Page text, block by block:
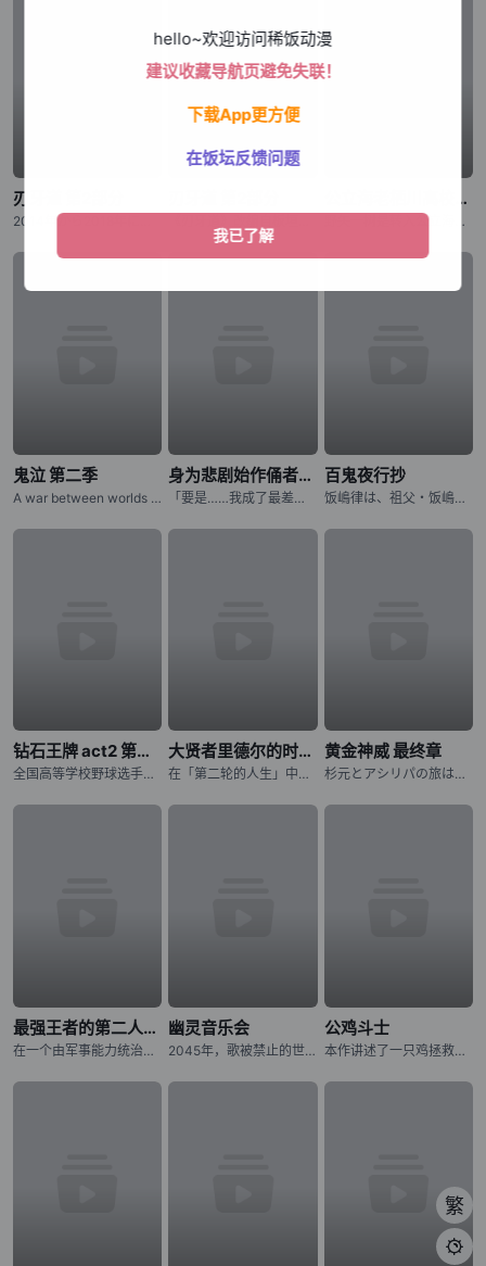
刃牙道 第2部分 公立海老栖川高校天闷部
野矢一树是转入公立海老栖川高校的新生，对天文感兴趣的他本想申请加入天文部，但却错入部室，成为了原本仅由女生组成的天闷部的一员。在这里，一树遇到了个性鲜明的女生部员们，有常常搞出问题来的户田山响子、天闷
鬼泣 第二季
A war between worlds ignites as Dante must battle the only force that mirrors his own: his estranged
身为悲剧始作俑者的最强邪恶BOSS女王为民竭心尽力。 第二季
「要是……我成了最差劲的女王，记得杀了我喔。」 普莱朵·罗耶尔·艾比是一位八岁的公主。她察觉到自己前世是个出生在日本普通家庭，随处可见的平凡少女。而现在的她则是女性向游戏中作恶多端的最后头目女王……
百鬼夜行抄
饭嶋律は、祖父・饭嶋蜗牛から 妖魔を见ることができる不思议な力を 受け継いでいた。 そのために幼い顷から妖魔に狙われてきた律は 妖魔の目をあざむくために 髪を伸ばし、女の子の着物を着せられて
钻石王牌 act2 第二季
全国高等学校野球选手権东京大会に参加する各校の选手の闘志みなぎる表情から始まります。稲城実业高等学校、市大三高、薬师高校といったライバルたちが登场し、彼らに挑む青道高校は沢村栄纯がエースナンバーを背负
大贤者里德尔的时空逆行
在「第二轮的人生」中，夺回曾失去的一切！神秘组织「恶意之箱」夺走了青年里德尔的伙伴与世界。失去生存意义的他，在绝望边缘迎来最后的灵光一现：如果能回到一切尚未崩坏之前呢？历经千年、成为异形的里德尔，终于
黄金神威 最终章
杉元とアシリパの旅はクライマックスへ!! アイヌから夺われた金块を巡る生存竞争サバイバル、最终章に突入ッッ!!! 樺太から北海道に帰还した「不死身の杉元」こと杉元佐ーとアイヌの少女・アシリパは
最强王者的第二人生 第二季
在一个由军事能力统治的世界里，格雷国王拥有无与伦比的力量、财富和声望。然而，孤独在那拥有强大力量的人身后徘徊。在一个强大的国王迷人的外表之下，潜伏着一个人的外壳，没有目的和意志。转世到一个充满魔法和怪
幽灵音乐会
2045年，歌被禁止的世界――。 音乐的创造与演奏，全都由音乐应用程式《MiucS》代替人类一手包办。 少女・相叶芹亚与朋友们外出时，听见了本应被禁止的歌声。 循着歌声的方向，芹亚所看见的是——
公鸡斗士
本作讲述了一只鸡拯救人类的故事。故事舞台设定在日本——当拥有压倒性力量、破坏城市并捕食人类的异形巨兽“鬼兽”突然出现，人们正陷入绝望深渊之时，挺身而出对抗鬼兽的竟是一只鸡。这只为寻找杀害妹妹的鬼兽而四
繁

hello~欢迎访问稀饭动漫
建议收藏导航页避免失联！
下载App更方便
在饭坛反馈问题